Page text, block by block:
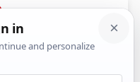
Komentari